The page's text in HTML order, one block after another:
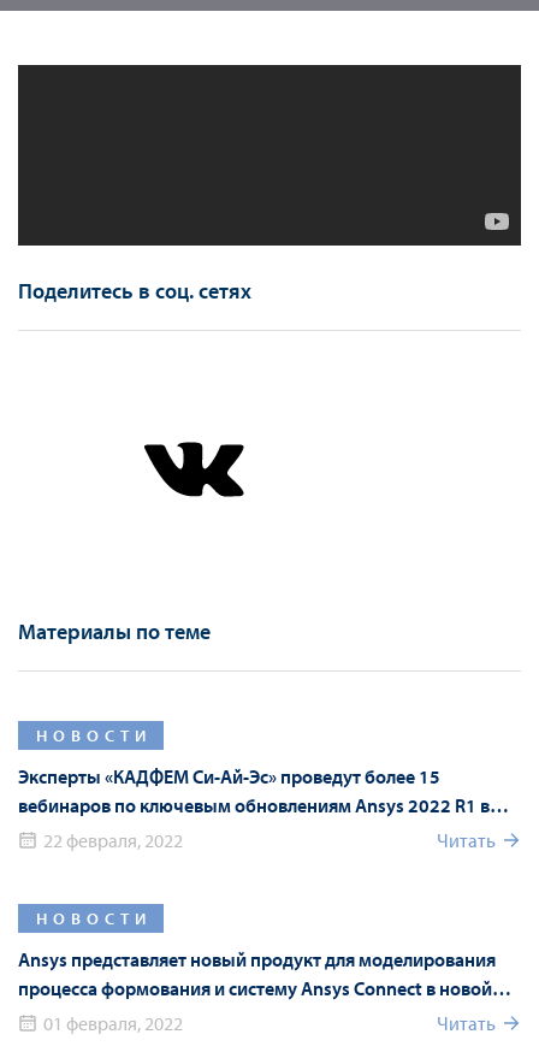
Поделитесь в соц. сетях
Материалы по теме
НОВОСТИ
Эксперты «КАДФЕМ Си-Ай-Эс» проведут более 15
вебинаров по ключевым обновлениям Ansys 2022 R1 в
рамках Форума Ansys
22 февраля, 2022 Читать
НОВОСТИ
Ansys представляет новый продукт для моделирования
процесса формования и систему Ansys Connect в новой
версии Ansys 2022 R1
01 февраля, 2022 Читать